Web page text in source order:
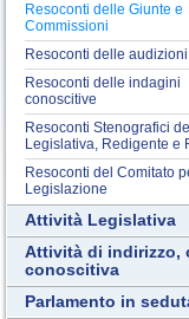
Resoconti delle Giunte e
Commissioni
Resoconti delle audizioni
Resoconti delle indagini
conoscitive
Resoconti Stenografici
Legislativa, Redigente e
Resoconti del Comitato
Legislazione
Attività Legislativa
Attività di indirizzo,
conoscitiva
Parlamento in